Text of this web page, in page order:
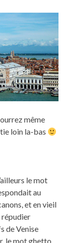
même
loin la-bas
le mot
au
et en vieil
répudier
de Venise
le mot ghetto